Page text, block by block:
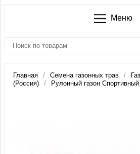
Меню
Главная Семена газонных трав
(Россия)
Рулонный газон Спортивный